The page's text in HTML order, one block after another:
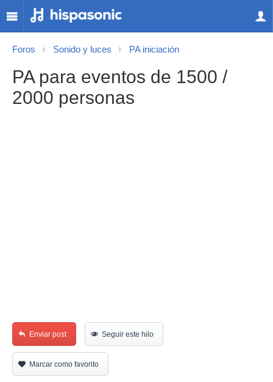
Foros Sonido y luces PA iniciación
PA para eventos de 1500 /
2000 personas
Enviar post Seguir este hilo
Marcar como favorito